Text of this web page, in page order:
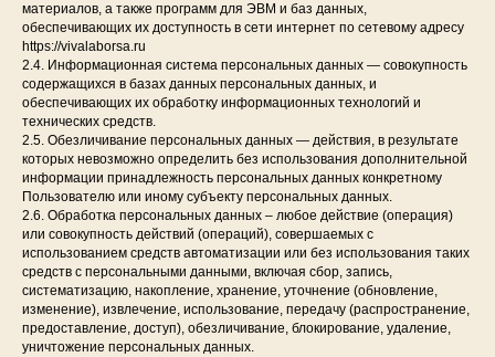
материалов, а также программ для ЭВМ и баз данных,
обеспечивающих их доступность в сети интернет по сетевому адресу
https://vivalaborsa.ru
2.4. Информационная система персональных данных — совокупность
содержащихся в базах данных персональных данных, и
обеспечивающих их обработку информационных технологий и
технических средств.
2.5. Обезличивание персональных данных — действия, в результате
которых невозможно определить без использования дополнительной
информации принадлежность персональных данных конкретному
Пользователю или иному субъекту персональных данных.
2.6. Обработка персональных данных – любое действие (операция)
или совокупность действий (операций), совершаемых с
использованием средств автоматизации или без использования таких
средств с персональными данными, включая сбор, запись,
систематизацию, накопление, хранение, уточнение (обновление,
изменение), извлечение, использование, передачу (распространение,
предоставление, доступ), обезличивание, блокирование, удаление,
уничтожение персональных данных.